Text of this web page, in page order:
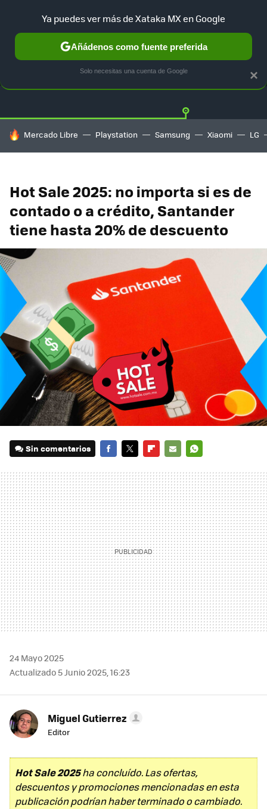
GUÍA DE COMPRAS MERCADO LIBRE
HOY SE HABLA DE
Mercado Libre Playstation Samsung Xiaomi LG
Hot Sale 2025: no importa si es de
contado o a crédito, Santander
tiene hasta 20% de descuento
Sin comentarios
MAIL
24 Mayo 2025
Actualizado 5 Junio 2025, 16:23
Miguel Gutierrez
Editor
Hot Sale 2025ha concluído. Las ofertas,
descuentos y promociones mencionadas en esta
publicación podrían haber terminado o cambiado.
×
Ya puedes ver más de Xataka MX en Google
Añádenos como fuente preferida
Solo necesitas una cuenta de Google